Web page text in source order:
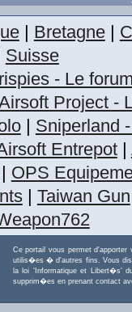
| Bretagne|
Suisse
- Le
Project -
| Sniperland
Entrepot|
OPS
| Taiwan Gun
Ce portail vous permet
utilis�es � d'autres fins. Vous
la loi 'Informatique et Libert�s'
supprim�es en prenant contact